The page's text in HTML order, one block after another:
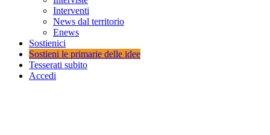
Interventi
News dal territorio
Enews
Sostienici
Sostieni le primarie delle idee
Tesserati subito
Accedi